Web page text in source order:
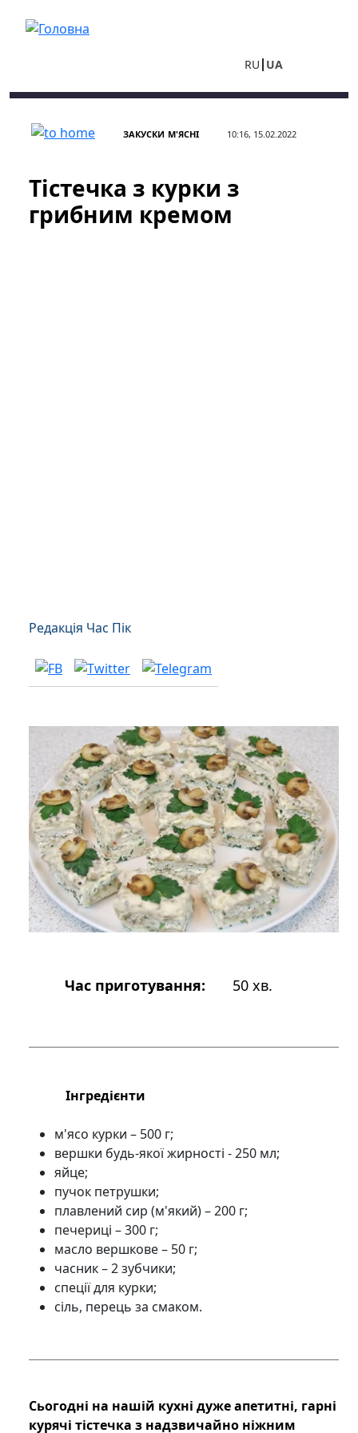
RU UA
ЗАКУСКИ М'ЯСНІ 10:16, 15.02.2022
Тістечка з курки з
грибним кремом
Редакція Час Пік
Час приготування: 50 хв.
Інгредієнти
м'ясо курки – 500 г;
вершки будь-якої жирності - 250 мл;
яйце;
пучок петрушки;
плавлений сир (м'який) – 200 г;
печериці – 300 г;
масло вершкове – 50 г;
часник – 2 зубчики;
спеції для курки;
сіль, перець за смаком.
Сьогодні на нашій кухні дуже апетитні, гарні
курячі тістечка з надзвичайно ніжним